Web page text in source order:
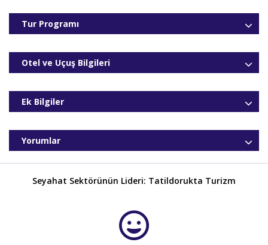
Tur Programı
Otel ve Uçuş Bilgileri
Ek Bilgiler
Yorumlar
Seyahat Sektörünün Lideri: Tatildorukta Turizm